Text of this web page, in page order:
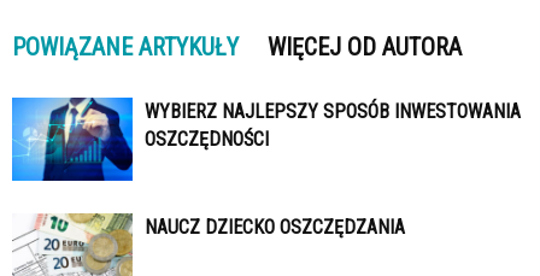
POWIĄZANE ARTYKUŁY WIĘCEJ OD AUTORA
WYBIERZ NAJLEPSZY SPOSÓB INWESTOWANIA
OSZCZĘDNOŚCI
NAUCZ DZIECKO OSZCZĘDZANIA